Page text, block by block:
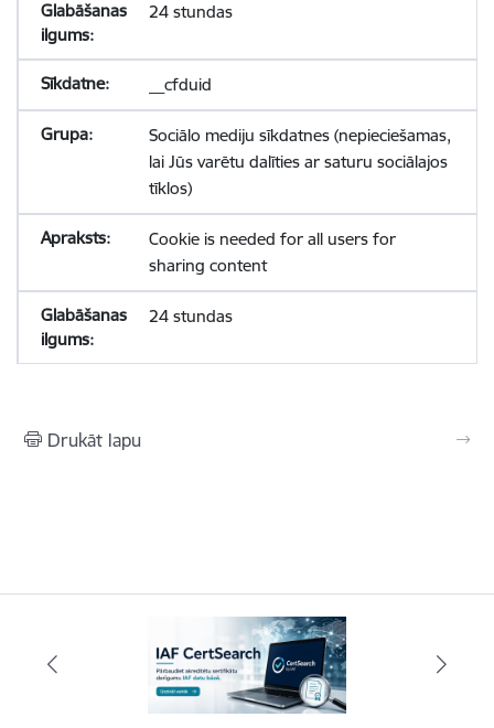
24 stundas
__cfduid
Sociālo mediju sīkdatnes (nepieciešamas,
lai Jūs varētu dalīties ar saturu sociālajos
tīklos)
Cookie is needed for all users for
sharing content
24 stundas
Drukāt lapu